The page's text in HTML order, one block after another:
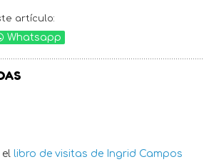
artículo:
Whatsapp
libro de visitas de Ingrid Campos